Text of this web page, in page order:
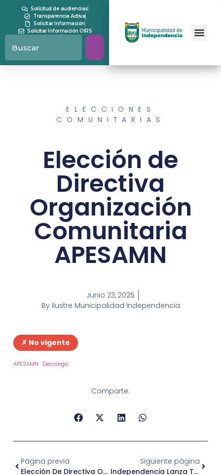
Solicitud de audiencias
Transparencia Activa
Solicitar Información
Solicitar Información OIRS
ELECCIONES
COMUNITARIAS
Elección de
Directiva
Organización
Comunitaria
APESAMN
Junio 23, 2025
ByIlustre Municipalidad Independencia
✗ No vigente
APESAMN Descarga
Comparte:
Página previa
Elección De Directiva Organización Comunitaria Consejo De Desarrollo Local De Salud CESFAM J.A. Ríos
Siguiente página
Independencia Lanza Tres Nuevas Becas Municipales De Educación